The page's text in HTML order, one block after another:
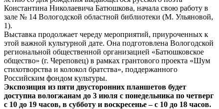
Константина Николаевича Батюшкова, начала свою работу в
зале № 14 Вологодской областной библиотеки (М. Ульяновой,
1).
Выставка продолжает череду мероприятий, приуроченных к
этой важной культурной дате. Она подготовлена Вологодской
региональной общественной организацией «Батюшковское
общество» (г. Череповец) в рамках грантового проекта «Шум
стихотворства и колокол братства», поддержанного
Российским фондом культуры.
Экспозиция из пяти двусторонних планшетов будет
доступна вологжанам до 3 июля с понедельника по четверг
с 10 до 19 часов, в субботу и воскресенье – с 10 до 18 часов.